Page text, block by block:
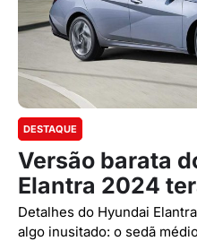
DESTAQUE
Versão barata
Elantra 2024
Detalhes do Hyundai
algo inusitado: o sedã